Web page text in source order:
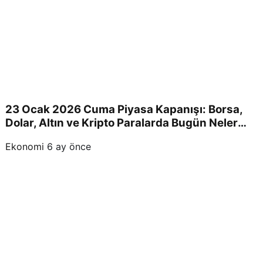
23 Ocak 2026 Cuma Piyasa Kapanışı: Borsa,
Dolar, Altın ve Kripto Paralarda Bugün Neler
Ekonomi 6 ay önce